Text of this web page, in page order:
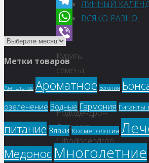
Telegram
WhatsApp
Viber
Купить
семена,
растение
–
Рододендрон
Форчуна
(Rhododendron
fortunei)
ЛУННЫЙ
ВСЯКО-РАЗНО
Метки товаров
Ампельное Ароматное Бегония
озеленение Водные Гармония Гиганты
питание Злаки Косметология
МедоносМноголетние